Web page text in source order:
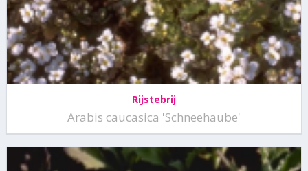
Rijstebrij
Arabis caucasica 'Schneehaube'